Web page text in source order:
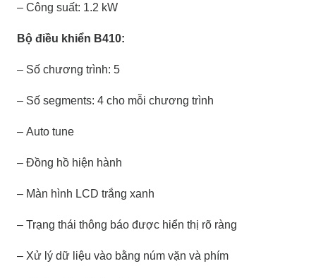
– Công suất: 1.2 kW
Bộ điều khiển B410:
– Số chương trình: 5
– Số segments: 4 cho mỗi chương trình
– Auto tune
– Đồng hồ hiện hành
– Màn hình LCD trắng xanh
– Trạng thái thông báo được hiển thị rõ ràng
– Xử lý dữ liệu vào bằng núm vặn và phím